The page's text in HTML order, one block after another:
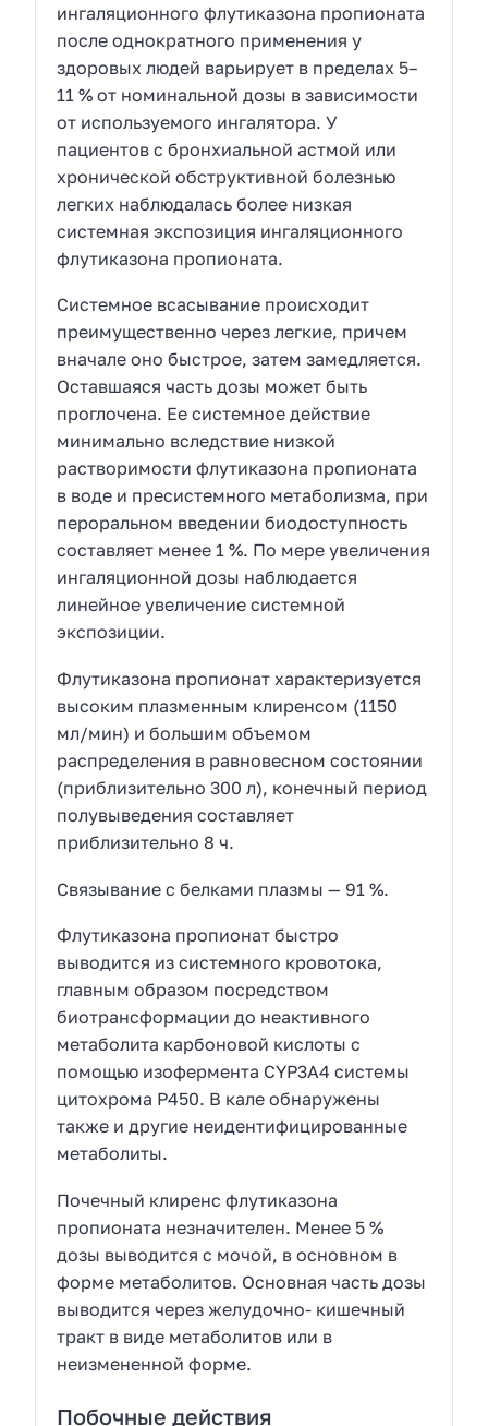
ингаляционного флутиказона пропионата
после однократного применения у
здоровых людей варьирует в пределах 5–
11 % от номинальной дозы в зависимости
от используемого ингалятора. У
пациентов с бронхиальной астмой или
хронической обструктивной болезнью
легких наблюдалась более низкая
системная экспозиция ингаляционного
флутиказона пропионата.
Системное всасывание происходит
преимущественно через легкие, причем
вначале оно быстрое, затем замедляется.
Оставшаяся часть дозы может быть
проглочена. Ее системное действие
минимально вследствие низкой
растворимости флутиказона пропионата
в воде и пресистемного метаболизма, при
пероральном введении биодоступность
составляет менее 1 %. По мере увеличения
ингаляционной дозы наблюдается
линейное увеличение системной
экспозиции.
Флутиказона пропионат характеризуется
высоким плазменным клиренсом (1150
мл/мин) и большим объемом
распределения в равновесном состоянии
(приблизительно 300 л), конечный период
полувыведения составляет
приблизительно 8 ч.
Связывание с белками плазмы — 91 %.
Флутиказона пропионат быстро
выводится из системного кровотока,
главным образом посредством
биотрансформации до неактивного
метаболита карбоновой кислоты с
помощью изофермента CYP3А4 системы
цитохрома Р450. В кале обнаружены
также и другие неидентифицированные
метаболиты.
Почечный клиренс флутиказона
пропионата незначителен. Менее 5 %
дозы выводится с мочой, в основном в
форме метаболитов. Основная часть дозы
выводится через желудочно- кишечный
тракт в виде метаболитов или в
неизмененной форме.
Побочные действия